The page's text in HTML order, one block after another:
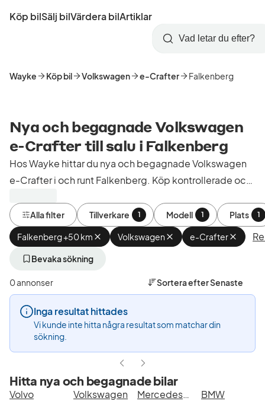
till
Startsida
Köp bilSälj bilVärdera bilArtiklar
Skapa
konto
Logga
in
Sök
Wayke Köp bil Volkswagen e-Crafter Falkenberg
Nya och begagnade Volkswagen
e-Crafter till salu i Falkenberg
Hos Wayke hittar du nya och begagnade Volkswagen
e-Crafter i och runt Falkenberg. Köp kontrollerade och
Alla filter Tillverkare 1 Modell 1 Plats 1
Falkenberg +50 km Ta
bort
(Plats)
Volkswagen Ta
bort
Volkswagen
e-Crafter Ta
bort
e-
Bevaka sökning
0 annonser Sortera efterSenaste
Inga resultat hittades
Vi kunde inte hitta några resultat som matchar din
sökning.
Hitta nya och begagnade bilar
Volvo Volkswagen Mercedes-Benz
BMW